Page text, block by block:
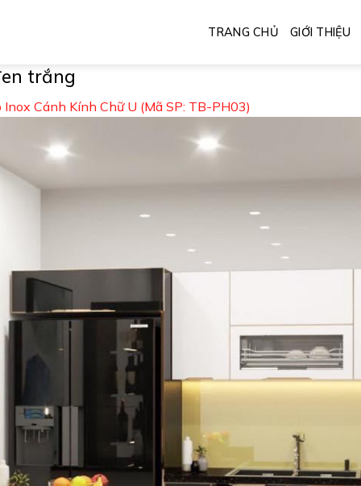
TRANG CHỦ GIỚI THIỆU
trắng
Inox Cánh Kính Chữ U (Mã SP: TB-PH03)